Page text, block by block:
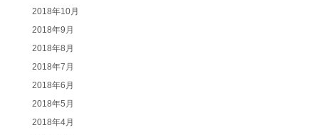
2018年10月
2018年9月
2018年8月
2018年7月
2018年6月
2018年5月
2018年4月